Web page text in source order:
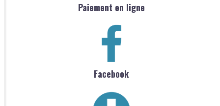
Paiement en ligne
Facebook